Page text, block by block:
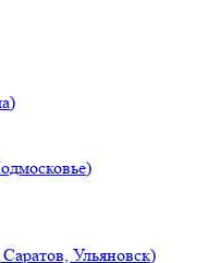
Ульяновск)